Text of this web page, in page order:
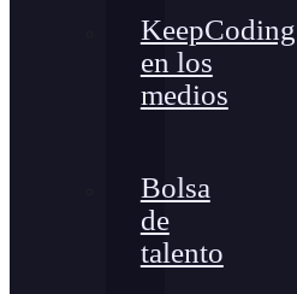
KeepCoding
en los
medios
Bolsa
de
talento